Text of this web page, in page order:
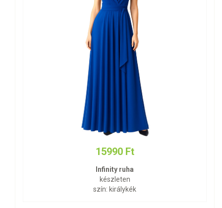
15990 Ft
Infinity ruha
készleten
szín: királykék